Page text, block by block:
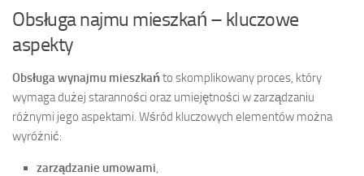
Obsługa najmu mieszkań – kluczowe
aspekty
Obsługa wynajmu mieszkańto skomplikowany proces, który
wymaga dużej staranności oraz umiejętności w zarządzaniu
różnymi jego aspektami. Wśród kluczowych elementów można
wyróżnić:
zarządzanie umowami,